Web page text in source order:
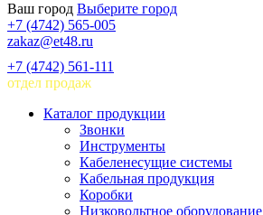
Ваш город Выберите город
+7 (4742) 565-005
zakaz@et48.ru
+7 (4742) 561-111
отдел продаж
Каталог продукции
Звонки
Инструменты
Кабеленесущие системы
Кабельная продукция
Коробки
Низковольтное оборудование